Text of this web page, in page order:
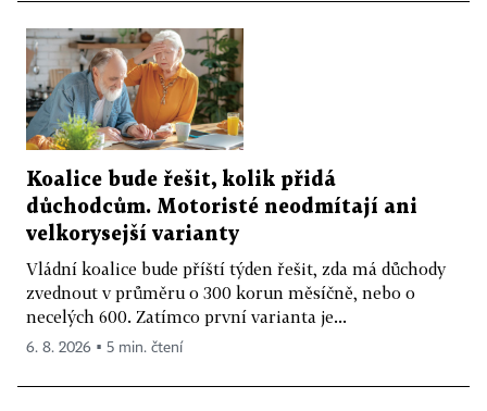
Koalice bude řešit, kolik přidá
důchodcům. Motoristé neodmítají ani
velkorysejší varianty
Vládní koalice bude příští týden řešit, zda má důchody
zvednout v průměru o 300 korun měsíčně, nebo o
necelých 600. Zatímco první varianta je...
6. 8. 2026 ▪ 5 min. čtení